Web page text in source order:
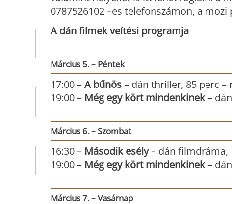
0787526102 –es telefonszámon, a
A dán filmek veítési programja
Március 5. – Péntek
17:00 –A bűnös– dán thriller, 85 perc –
19:00 – Még egy kört mindenkinek–
Március 6. – Szombat
16:30 – Második esély– dán filmdráma,
19:00 – Még egy kört mindenkinek–
Március 7. – Vasárnap